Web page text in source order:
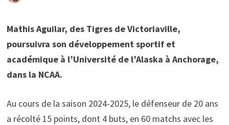
Mathis Aguilar, des Tigres de Victoriaville,
poursuivra son développement sportif et
académique à l’Université de l’Alaska à Anchorage,
dans la NCAA.
Au cours de la saison 2024-2025, le défenseur de 20 ans
a récolté 15 points, dont 4 buts, en 60 matchs avec les